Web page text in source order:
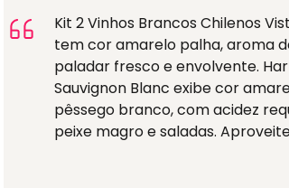
Kit 2 Vinhos Brancos Chilenos
tem cor amarelo palha, aroma
paladar fresco e envolvente.
Sauvignon Blanc exibe cor
pêssego branco, com acidez
peixe magro e saladas.